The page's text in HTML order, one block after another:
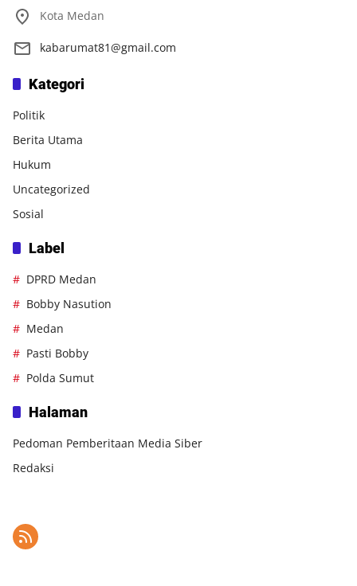
Kota Medan
kabarumat81@gmail.com
Kategori
Politik
Berita Utama
Hukum
Uncategorized
Sosial
Label
DPRD Medan
Bobby Nasution
Medan
Pasti Bobby
Polda Sumut
Halaman
Pedoman Pemberitaan Media Siber
Redaksi